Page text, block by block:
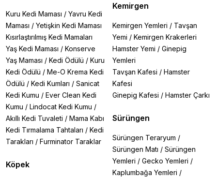
Kuru Kedi Maması / Yavru Kedi
Maması / Yetişkin Kedi Maması
Kısırlaştırılmış Kedi Mamaları
Yaş Kedi Maması / Konserve
Yaş Maması / Kedi Ödülü / Kuru
Kedi Ödülü / Me-O Krema Kedi
Ödülü / Kedi Kumları / Sanicat
Kedi Kumu / Ever Clean Kedi
Kumu / Lindocat Kedi Kumu /
Akıllı Kedi Tuvaleti / Mama Kabı
Kedi Tırmalama Tahtaları / Kedi
Tarakları / Furminator Taraklar
Köpek
Kemirgen
Kemirgen Yemleri / Tavşan
Yemi / Kemirgen Krakerleri
Hamster Yemi / Ginepig
Yemleri
Tavşan Kafesi / Hamster
Kafesi
Ginepig Kafesi / Hamster Çarkı
Sürüngen
Sürüngen Teraryum /
Sürüngen Matı / Sürüngen
Yemleri / Gecko Yemleri /
Kaplumbağa Yemleri /